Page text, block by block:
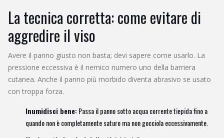
La tecnica corretta: come evitare di
aggredire il viso
Avere il panno giusto non basta; devi sapere come usarlo. La
pressione eccessiva è il nemico numero uno della barriera
cutanea. Anche il panno più morbido diventa abrasivo se usato
con troppa forza.
Inumidisci bene:Passa il panno sotto acqua corrente tiepida fino a
quando non è completamente saturo ma non gocciola eccessivamente.